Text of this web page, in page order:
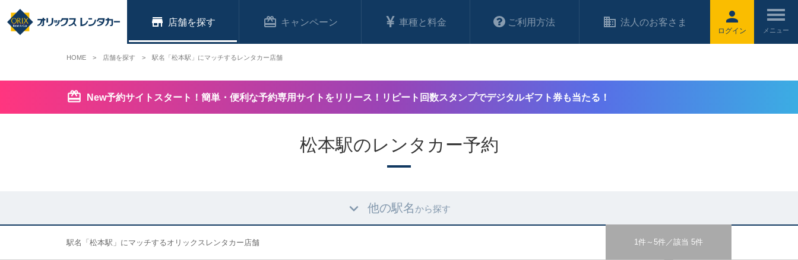
ログイン
店舗 キャンペーン 車種と料金 ご利用方法 法人のお客さま
New予約サイトスタート！簡単・便利な予約専用サイトをリリース！リピート回数スタンプでデジタルギフト券も当たる！
松本駅のレンタカー予約
他の駅名 から探す
1件～5件／該当 5件
駅名「松本駅」にマッチするオリックスレンタカー店舗
HOME 店舗を探す 駅名「松本駅」にマッチするレンタカー店舗